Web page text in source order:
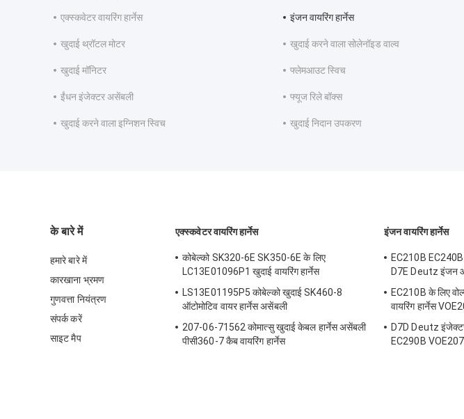
एक्स्कवेटर वायरिंग हार्नेस इंजन वायरिंग हार्नेस
खुदाई थ्रॉटल मोटर खुदाई करने वाला सोलेनॉइड वाल्व
खुदाई मॉनिटर फ्लेमआउट स्विच
ईंधन इंजेक्टर असेंबली फ्यूज रिले बॉक्स
खुदाई करने वाला इग्निशन स्विच खुदाई निदान उपकरण
के बारे में
हमारे बारे में
कारखाना भ्रमण
गुणवत्ता नियंत्रण
संपर्क करें
साइट मैप
एक्स्कवेटर वायरिंग हार्नेस
कोबेल्को SK320-6E SK350-6E के लिए
LC13E01096P1 खुदाई वायरिंग हार्नेस
LS13E01195P5 कोबेल्को खुदाई SK460-8
ऑटोमोटिव वायर हार्नेस असेंबली
207-06-71562 कोमात्सु खुदाई केबल हार्नेस असेंबली
पीसी360-7 कैब वायरिंग हार्नेस
इंजन वायरिंग हार्नेस
EC210B EC240B
D7E Deutz इंजन
EC210B के लिए
वायरिंग हार्नेस
D7D Deutz इंजेक्टर
EC290B